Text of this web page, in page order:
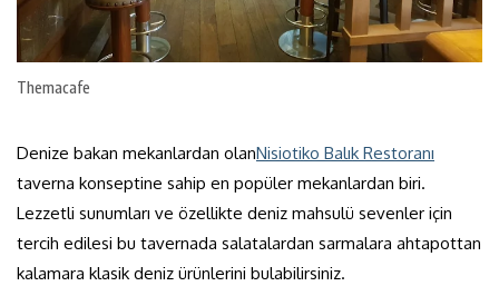
Themacafe
Denize bakan mekanlardan olanNisiotiko Balık Restoranı
taverna konseptine sahip en popüler mekanlardan biri.
Lezzetli sunumları ve özellikte deniz mahsulü sevenler için
tercih edilesi bu tavernada salatalardan sarmalara ahtapottan
kalamara klasik deniz ürünlerini bulabilirsiniz.